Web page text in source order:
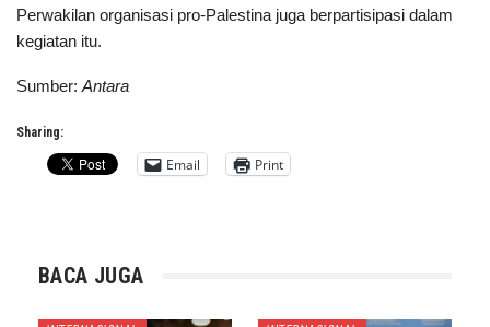
Perwakilan organisasi pro-Palestina juga berpartisipasi dalam
kegiatan itu.
Sumber: Antara
Sharing:
Email Print
BACA JUGA